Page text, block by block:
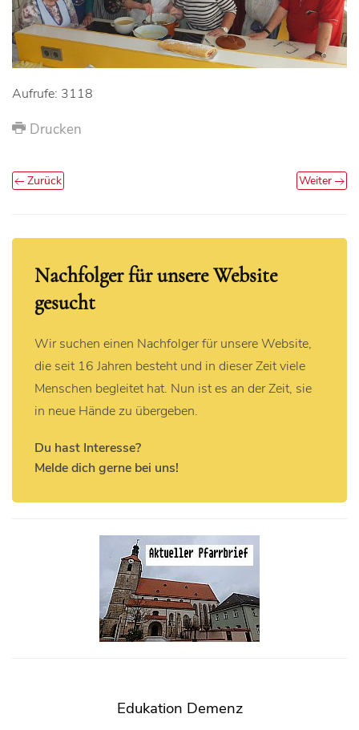
Aufrufe: 3118
Drucken
Zurück Weiter
Nachfolger für unsere Website
gesucht
Wir suchen einen Nachfolger für unsere Website,
die seit 16 Jahren besteht und in dieser Zeit viele
Menschen begleitet hat. Nun ist es an der Zeit, sie
in neue Hände zu übergeben.
Du hast Interesse?
Melde dich gerne bei uns!
Edukation Demenz